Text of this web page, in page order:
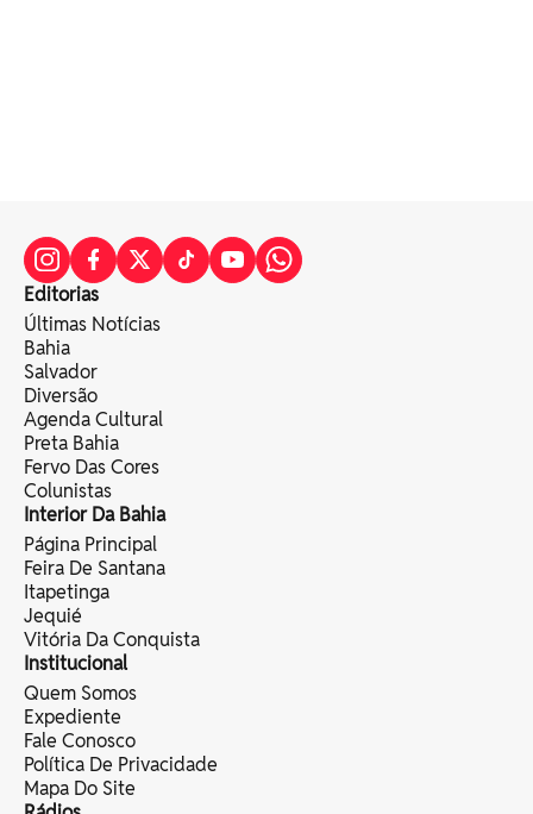
Editorias
Últimas Notícias
Bahia
Salvador
Diversão
Agenda Cultural
Preta Bahia
Fervo Das Cores
Colunistas
Interior Da Bahia
Página Principal
Feira De Santana
Itapetinga
Jequié
Vitória Da Conquista
Institucional
Quem Somos
Expediente
Fale Conosco
Política De Privacidade
Mapa Do Site